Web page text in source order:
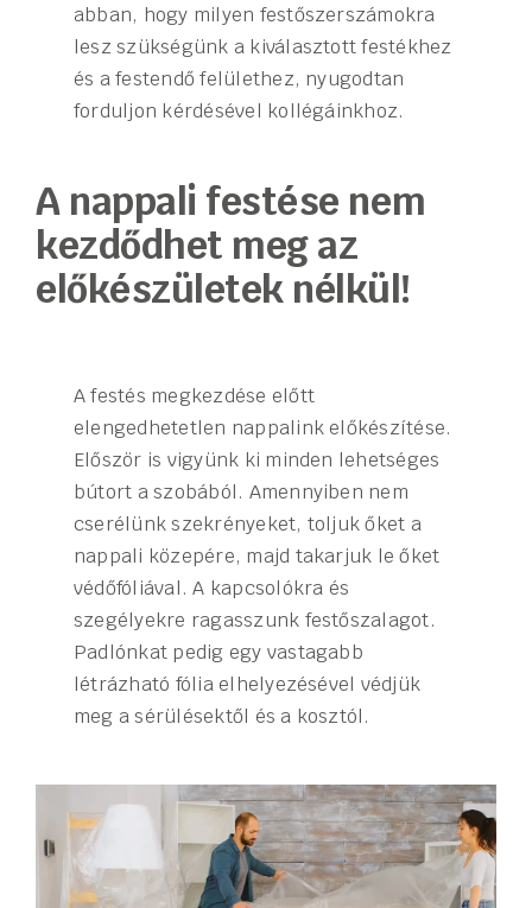
abban, hogy milyen festőszerszámokra
lesz szükségünk a kiválasztott festékhez
és a festendő felülethez, nyugodtan
forduljon kérdésével kollégáinkhoz.
A nappali festése nem
kezdődhet meg az
előkészületek nélkül!
A festés megkezdése előtt
elengedhetetlen nappalink előkészítése.
Először is vigyünk ki minden lehetséges
bútort a szobából. Amennyiben nem
cserélünk szekrényeket, toljuk őket a
nappali közepére, majd takarjuk le őket
védőfóliával. A kapcsolókra és
szegélyekre ragasszunk festőszalagot.
Padlónkat pedig egy vastagabb
létrázható fólia elhelyezésével védjük
meg a sérülésektől és a kosztól.